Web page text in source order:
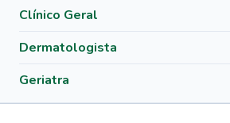
Clínico Geral
Dermatologista
Geriatra